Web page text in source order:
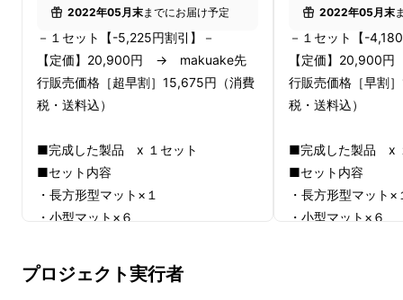
●テントの中で寝るのはいいけど寝心地が悪く
快適に眠れない。
●長時間のスポーツ観戦。でも椅子やベンチが
・・・こんなことでは、せっかくの楽しみも半
減してしまいます。
ベキュー、釣りやスポーツなどのレジャーなど
2022年05月末までにお届け予定
－１セット【-5,225円割引】－
【定価】20,900円 → makuake先
行販売価格［超早割］15,675円（消費
税・送料込）
■完成した製品 x １セット
■セット内容
・長方形型マット×１
・小型マット×６
・マット用収納袋（中）×１
・マット用収納袋（大）×１
2022年05月末
－１セット【-
【定価】20,900
行販売価格［早割
税・送料込）
■完成した製品 x
■セット内容
・長方形型マット×
・小型マット×６
プロジェクト実行者